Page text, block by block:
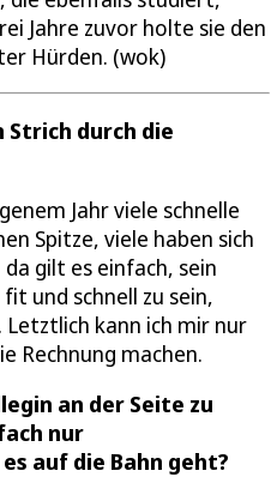
Jahre zuvor holte sie den
Hürden. (wok)
durch die
Jahr viele schnelle
Spitze, viele haben sich
gilt es einfach, sein
und schnell zu sein,
kann ich mir nur
Rechnung machen.
an der Seite zu
nur
auf die Bahn geht?